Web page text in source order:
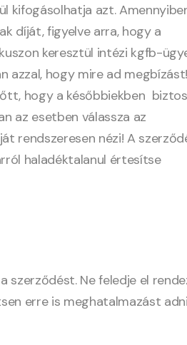
kifogásolhatja azt.
díját, figyelve arra, hogy a
keresztül intézi kgfb-
azzal, hogy mire ad megbízást!
hogy a későbbiekben
az esetben válassza az
rendszeresen nézi! A
haladéktalanul értesítse
Ne feledje el
erre is meghatalmazást